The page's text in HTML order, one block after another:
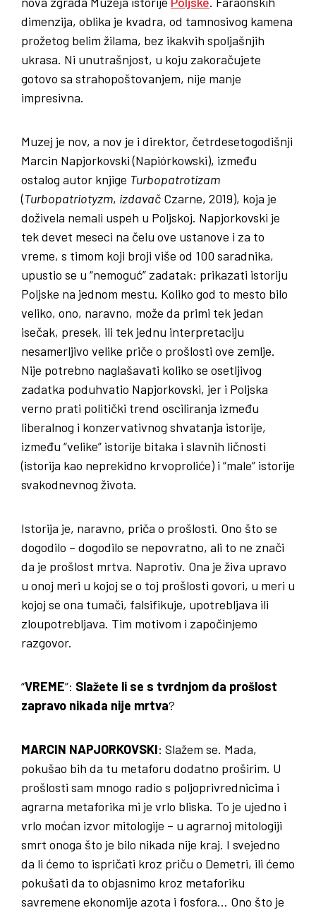
dimenzija, oblika je kvadra, od tamnosivog kamena
prožetog belim žilama, bez ikakvih spoljašnjih
ukrasa. Ni unutrašnjost, u koju zakoračujete
gotovo sa strahopoštovanjem, nije manje
impresivna.
Muzej je nov, a nov je i direktor, četrdesetogodišnji
Marcin Napjorkovski (Napiórkowski), između
ostalog autor knjige Turbopatrotizam
(Turbopatriotyzm, izdavač Czarne, 2019), koja je
doživela nemali uspeh u Poljskoj. Napjorkovski je
tek devet meseci na čelu ove ustanove i za to
vreme, s timom koji broji više od 100 saradnika,
upustio se u “nemoguć” zadatak: prikazati istoriju
Poljske na jednom mestu. Koliko god to mesto bilo
veliko, ono, naravno, može da primi tek jedan
isečak, presek, ili tek jednu interpretaciju
nesamerljivo velike priče o prošlosti ove zemlje.
Nije potrebno naglašavati koliko se osetljivog
zadatka poduhvatio Napjorkovski, jer i Poljska
verno prati politički trend osciliranja između
liberalnog i konzervativnog shvatanja istorije,
između “velike” istorije bitaka i slavnih ličnosti
(istorija kao neprekidno krvoproliće) i “male” istorije
svakodnevnog života.
Istorija je, naravno, priča o prošlosti. Ono što se
dogodilo – dogodilo se nepovratno, ali to ne znači
da je prošlost mrtva. Naprotiv. Ona je živa upravo
u onoj meri u kojoj se o toj prošlosti govori, u meri u
kojoj se ona tumači, falsifikuje, upotrebljava ili
zloupotrebljava. Tim motivom i započinjemo
razgovor.
“VREME”: Slažete li se s tvrdnjom da prošlost
zapravo nikada nije mrtva?
MARCIN NAPJORKOVSKI: Slažem se. Mada,
pokušao bih da tu metaforu dodatno proširim. U
prošlosti sam mnogo radio s poljoprivrednicima i
agrarna metaforika mi je vrlo bliska. To je ujedno i
vrlo moćan izvor mitologije – u agrarnoj mitologiji
smrt onoga što je bilo nikada nije kraj. I svejedno
da li ćemo to ispričati kroz priču o Demetri, ili ćemo
pokušati da to objasnimo kroz metaforiku
savremene ekonomije azota i fosfora… Ono što je